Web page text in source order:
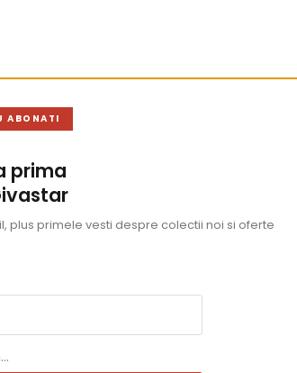
ABONATI
prima
primele vesti despre colectii noi si oferte